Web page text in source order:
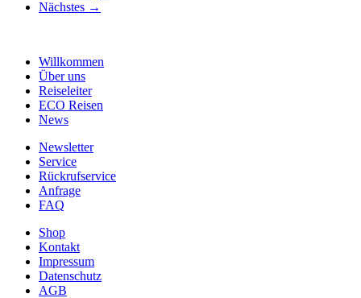
Nächstes →
Willkommen
Über uns
Reiseleiter
ECO Reisen
News
Newsletter
Service
Rückrufservice
Anfrage
FAQ
Shop
Kontakt
Impressum
Datenschutz
AGB